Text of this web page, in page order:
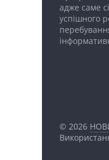
адже саме
успішного
© 2026